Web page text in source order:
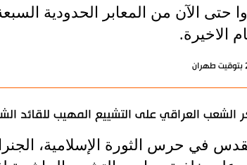
الآن من المعابر الحدودية
الاخيرة.
الشعب العراقي على التشييع المهيب للقائد
في حرس الثورة الإسلامية،